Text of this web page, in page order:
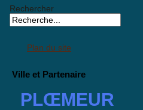
Rechercher
Plan du site
Ville et Partenaire
PLŒMEUR